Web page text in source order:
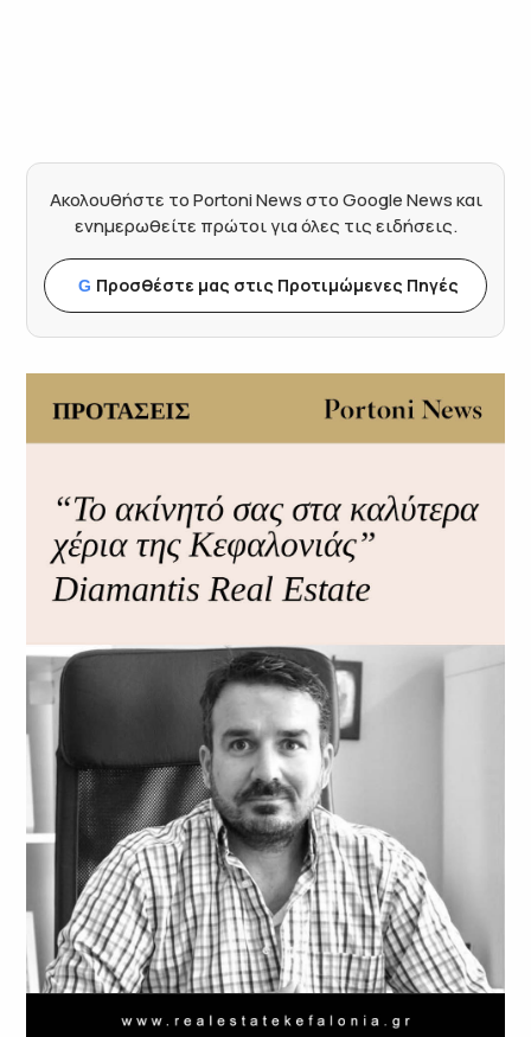
Ακολουθήστε το Portoni News στο Google News και
ενημερωθείτε πρώτοι για όλες τις ειδήσεις.
G Προσθέστε μας στις Προτιμώμενες Πηγές